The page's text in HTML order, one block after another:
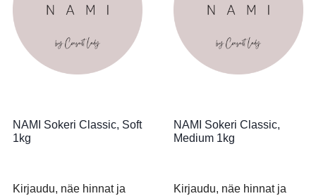
NAMI Sokeri Classic, Soft
1kg
Kirjaudu, näe hinnat ja
NAMI Sokeri Classic,
Medium 1kg
Kirjaudu, näe hinnat ja